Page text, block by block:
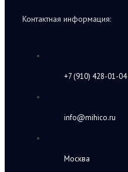
Контактная информация:
+7 (910) 428-01-04
info@mihico.ru
Москва